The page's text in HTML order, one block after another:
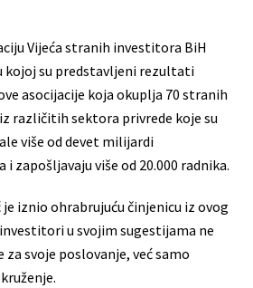
Vijeća stranih investitora BiH
kojoj su predstavljeni rezultati
asocijacije koja okuplja 70 stranih
različitih sektora privrede koje su
više od devet milijardi
zapošljavaju više od 20.000 radnika.
je iznio ohrabrujuću činjenicu iz ovog
u svojim sugestijama ne
svoje poslovanje, već samo